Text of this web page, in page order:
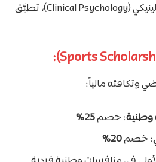
لتخصص علم النفس الإكلينيكي (Clinical Psychology)، تطبَّق
وتكافئه مالياً:
وطنية: خصم25%
: خصم20%